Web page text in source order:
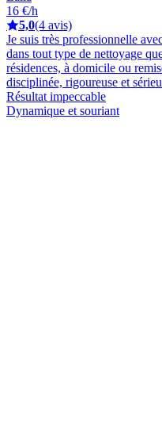
16 €/h
5,0(4 avis)
Je suis très professionnelle
dans tout type de nettoyage
résidences, à domicile ou
disciplinée, rigoureuse et
Résultat impeccable
Dynamique et souriant